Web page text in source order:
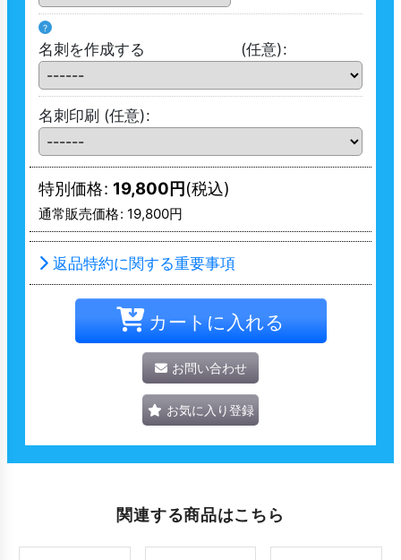
?
名刺を作成する (任意):
名刺印刷 (任意):
特別価格: 19,800円(税込)
通常販売価格: 19,800円
返品特約に関する重要事項
カートに入れる
お問い合わせ
お気に入り登録
関連する商品はこちら